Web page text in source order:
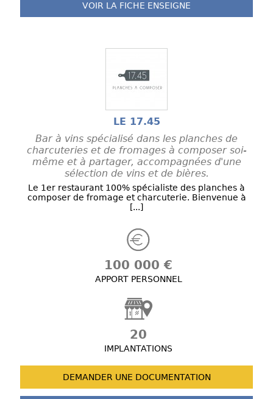
VOIR LA FICHE ENSEIGNE
LE 17.45
Bar à vins spécialisé dans les planches de
charcuteries et de fromages à composer soi-
même et à partager, accompagnées d'une
sélection de vins et de bières.
Le 1er restaurant 100% spécialiste des planches à
composer de fromage et charcuterie. Bienvenue à
[...]
100 000 €
APPORT PERSONNEL
20
IMPLANTATIONS
DEMANDER UNE DOCUMENTATION